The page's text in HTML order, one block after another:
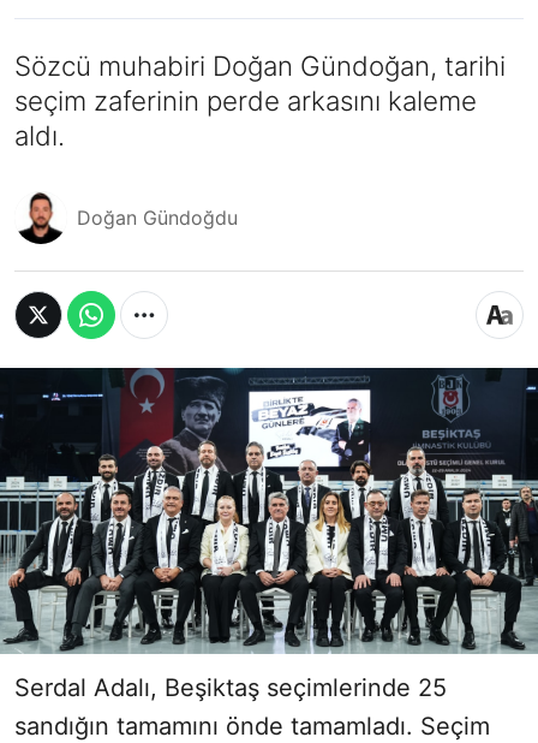
Sözcü muhabiri Doğan Gündoğan, tarihi
seçim zaferinin perde arkasını kaleme
aldı.
Doğan Gündoğdu
Serdal Adalı, Beşiktaş seçimlerinde 25
sandığın tamamını önde tamamladı. Seçim